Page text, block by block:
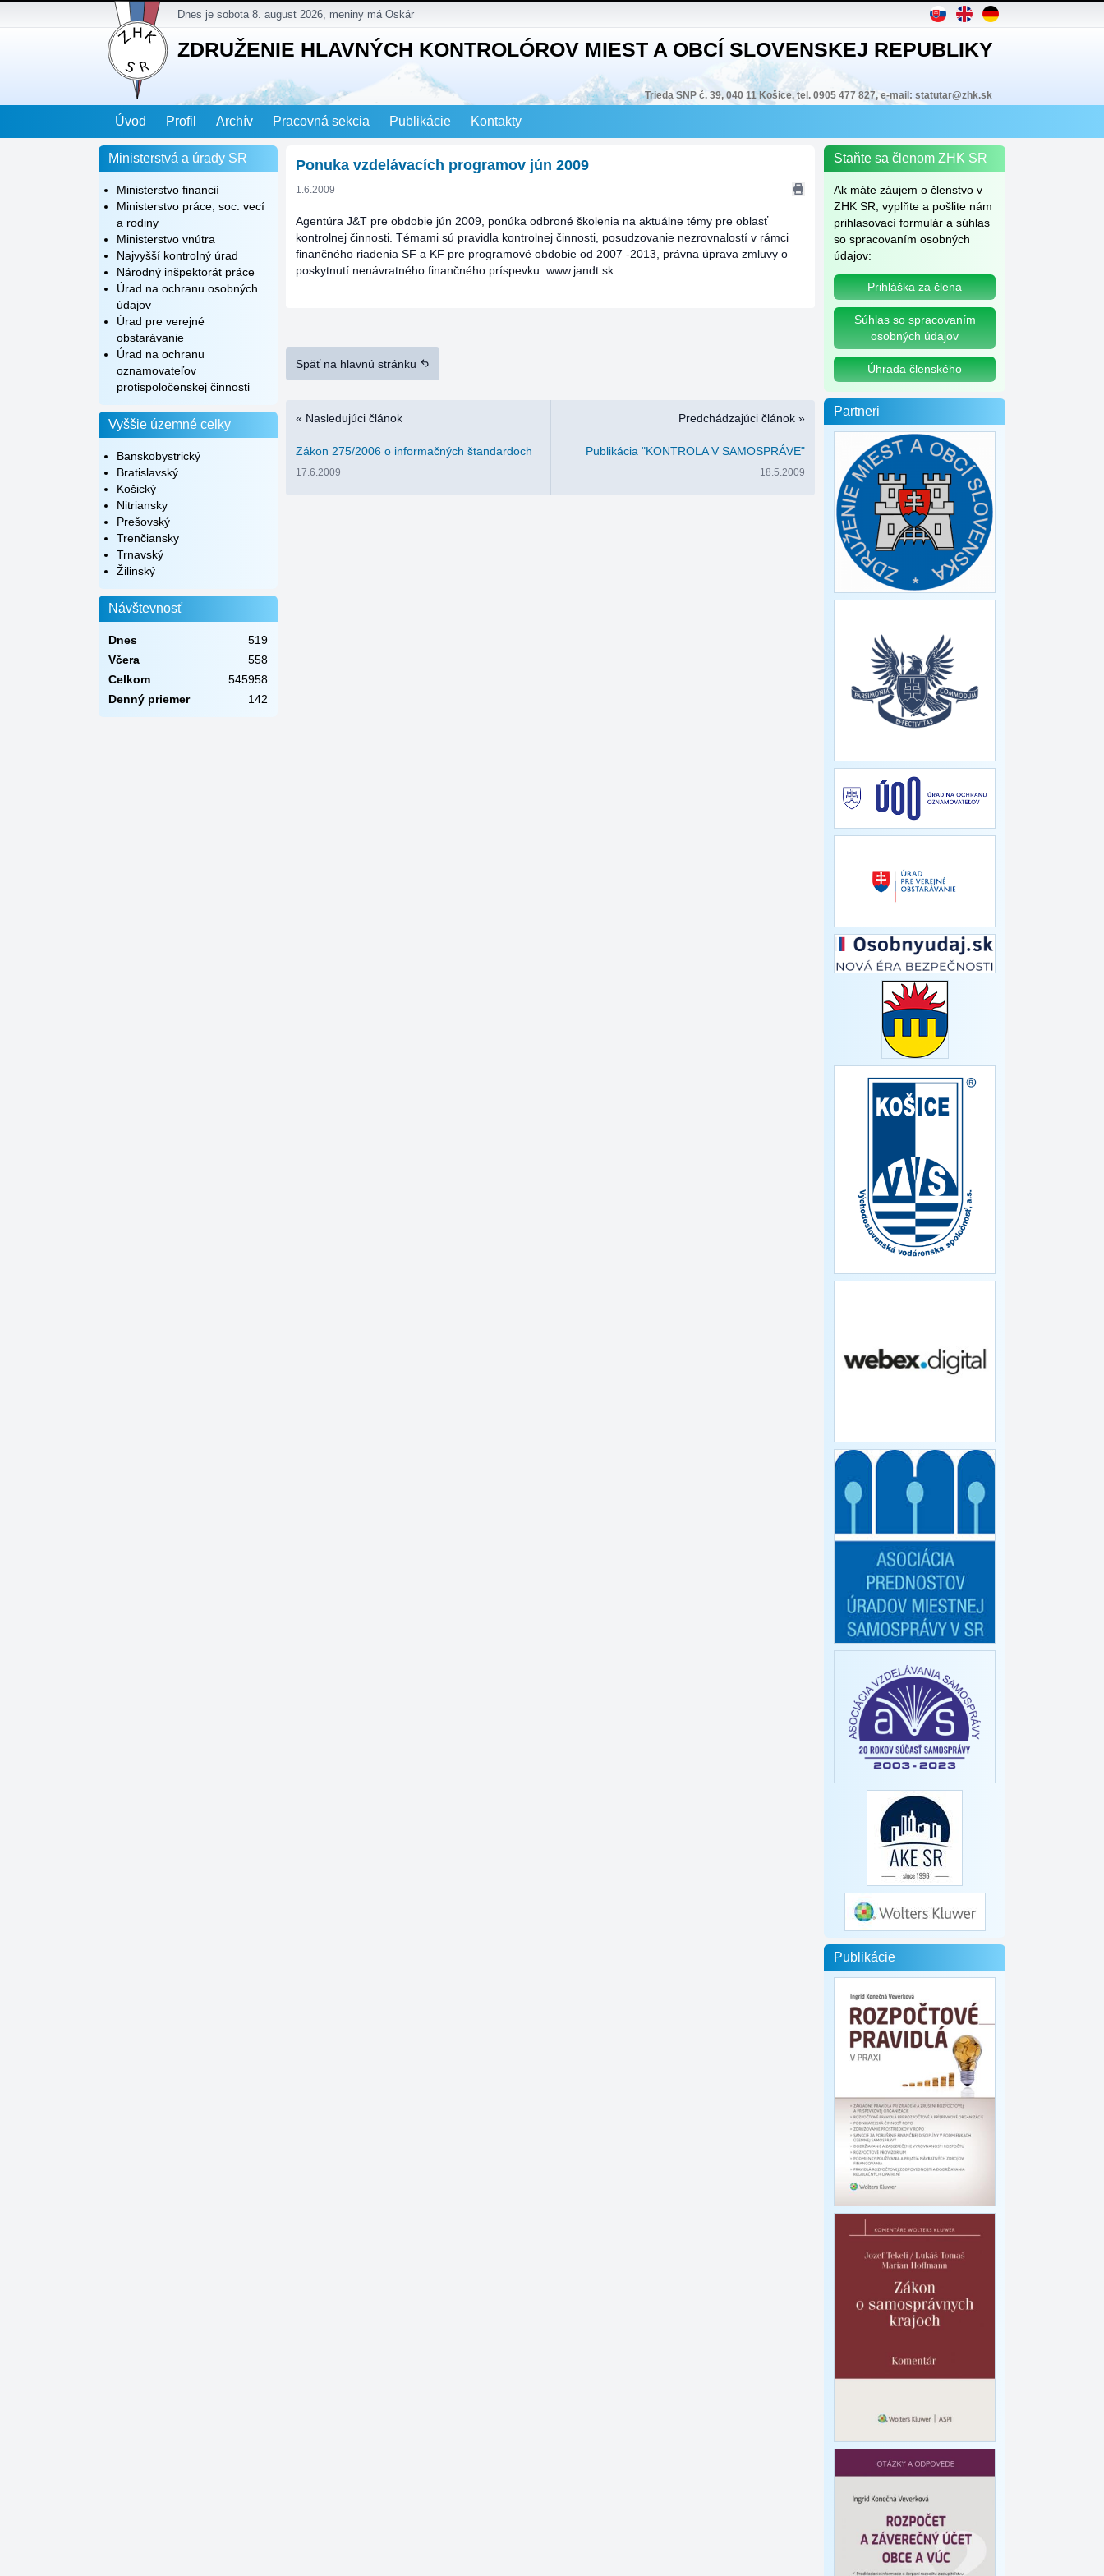
Dnes je sobota 8. august 2026, meniny má Oskár
ZDRUŽENIE HLAVNÝCH KONTROLÓROV MIEST A OBCÍ SLOVENSKEJ REPUBLIKY
Trieda SNP č. 39, 040 11 Košice, tel. 0905 477 827, e-mail: statutar@zhk.sk
Úvod Profil Archív Pracovná sekcia Publikácie Kontakty
Ministerstvá a úrady SR
Ministerstvo financií
Ministerstvo práce, soc. vecí
a rodiny
Ministerstvo vnútra
Najvyšší kontrolný úrad
Národný inšpektorát práce
Úrad na ochranu osobných
údajov
Úrad pre verejné
obstarávanie
Úrad na ochranu
oznamovateľov
protispoločenskej činnosti
Vyššie územné celky
Banskobystrický
Bratislavský
Košický
Nitriansky
Prešovský
Trenčiansky
Trnavský
Žilinský
Návštevnosť
Dnes
519
Včera
558
Celkom
545958
Denný priemer
142
Ponuka vzdelávacích programov jún 2009
1.6.2009
Agentúra J&T pre obdobie jún 2009, ponúka odbroné školenia na aktuálne témy pre oblasť
kontrolnej činnosti. Témami sú pravidla kontrolnej činnosti, posudzovanie nezrovnalostí v rámci
finančného riadenia SF a KF pre programové obdobie od 2007 -2013, právna úprava zmluvy o
poskytnutí nenávratného finančného príspevku. www.jandt.sk
Späť na hlavnú stránku
« Nasledujúci článok
Zákon 275/2006 o informačných štandardoch
17.6.2009
Predchádzajúci článok »
Publikácia "KONTROLA V SAMOSPRÁVE"
18.5.2009
Staňte sa členom ZHK SR
Ak máte záujem o členstvo v
ZHK SR, vyplňte a pošlite nám
prihlasovací formulár a súhlas
so spracovaním osobných
údajov:
Prihláška za člena
Súhlas so spracovaním
osobných údajov
Úhrada členského
Partneri
Publikácie